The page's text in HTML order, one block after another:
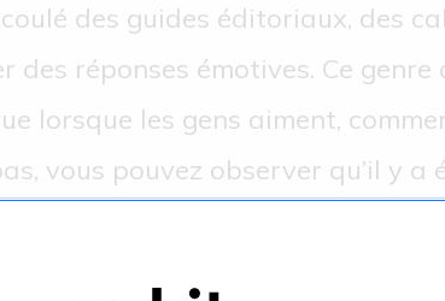
des guides éditoriaux, des
réponses émotives. Ce
lorsque les gens aiment,
vous pouvez observer qu’il y a
de Coca Cola.
à une approche de contenu